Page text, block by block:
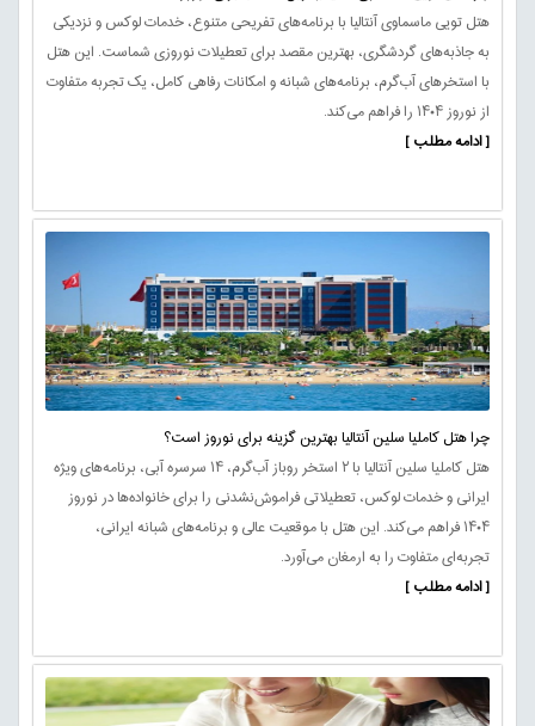
هتل تویی ماسماوی آنتالیا با برنامه‌های تفریحی متنوع، خدمات لوکس و نزدیکی
به جاذبه‌های گردشگری، بهترین مقصد برای تعطیلات نوروزی شماست. این هتل
با استخرهای آب‌گرم، برنامه‌های شبانه و امکانات رفاهی کامل، یک تجربه متفاوت
از نوروز ۱۴۰۴ را فراهم می‌کند.
[ ادامه مطلب ]
چرا هتل کاملیا سلین آنتالیا بهترین گزینه برای نوروز است؟
هتل کاملیا سلین آنتالیا با ۲ استخر روباز آب‌گرم، ۱۴ سرسره آبی، برنامه‌های ویژه
ایرانی و خدمات لوکس، تعطیلاتی فراموش‌نشدنی را برای خانواده‌ها در نوروز
۱۴۰۴ فراهم می‌کند. این هتل با موقعیت عالی و برنامه‌های شبانه ایرانی،
تجربه‌ای متفاوت را به ارمغان می‌آورد.
[ ادامه مطلب ]